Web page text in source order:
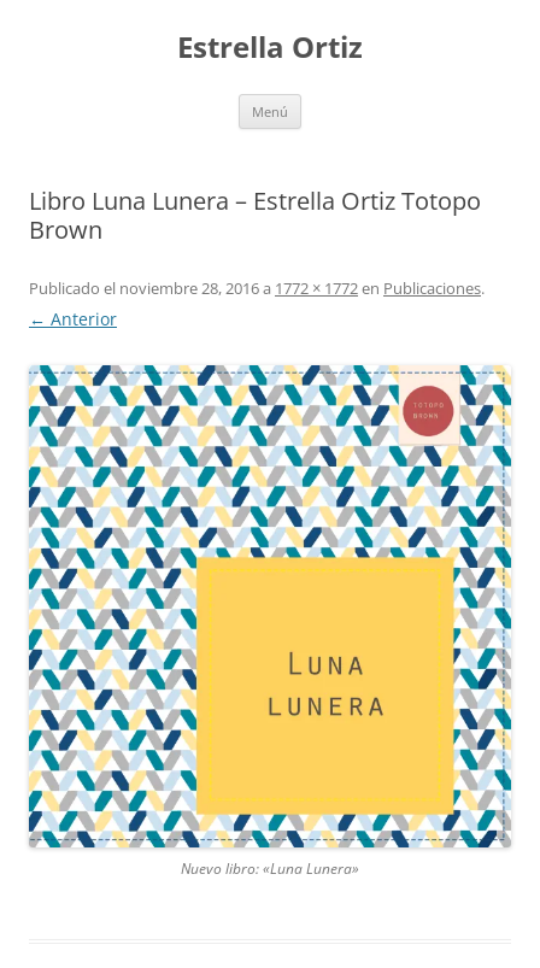
Estrella Ortiz
Menú
Libro Luna Lunera – Estrella Ortiz Totopo
Brown
Publicado el noviembre 28, 2016a 1772 × 1772en Publicaciones.
← Anterior
Nuevo libro: «Luna Lunera»